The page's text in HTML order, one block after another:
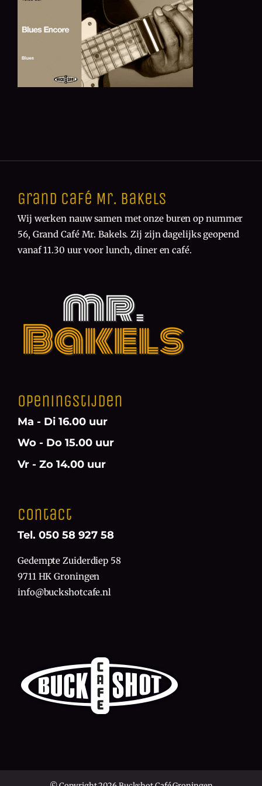
Grand Café Mr. Bakels
Wij werken nauw samen met onze buren op nummer
56, Grand Café Mr. Bakels. Zij zijn dagelijks geopend
vanaf 11.30 uur voor lunch, diner en café.
Openingstijden
Ma - Di 16.00 uur
Wo - Do 15.00 uur
Vr - Zo 14.00 uur
Contact
Tel. 050 58 927 58
Gedempte Zuiderdiep 58
9711 HK Groningen
info@buckshotcafe.nl